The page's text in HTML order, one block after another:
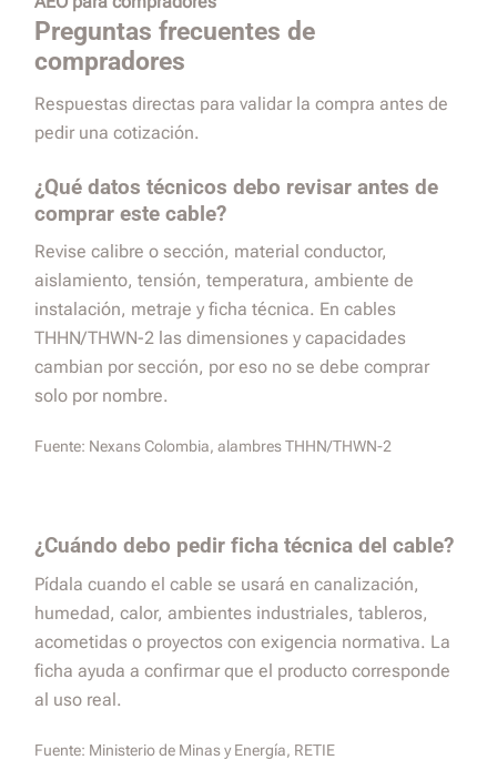
Preguntas frecuentes de
compradores
Respuestas directas para validar la compra antes de
pedir una cotización.
¿Qué datos técnicos debo revisar antes de
comprar este cable?
Revise calibre o sección, material conductor,
aislamiento, tensión, temperatura, ambiente de
instalación, metraje y ficha técnica. En cables
THHN/THWN-2 las dimensiones y capacidades
cambian por sección, por eso no se debe comprar
solo por nombre.
Fuente: Nexans Colombia, alambres THHN/THWN-2
¿Cuándo debo pedir ficha técnica del cable?
Pídala cuando el cable se usará en canalización,
humedad, calor, ambientes industriales, tableros,
acometidas o proyectos con exigencia normativa. La
ficha ayuda a confirmar que el producto corresponde
al uso real.
Fuente: Ministerio de Minas y Energía, RETIE